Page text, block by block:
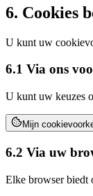
6. Cookies
U kunt uw
6.1 Via ons
U kunt uw keuzes
Mijn
6.2 Via uw
Elke browser biedt